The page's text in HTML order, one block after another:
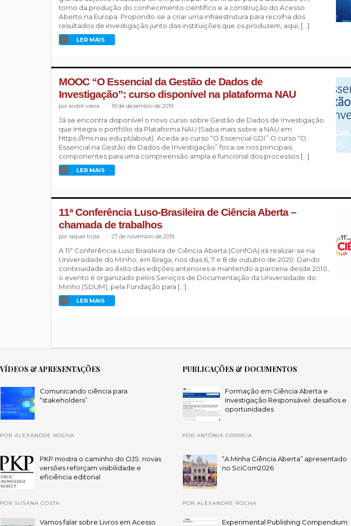
torno da produção do conhecimento científico e a construção do Acesso
Aberto na Europa. Propondo-se a criar uma infraestrutura para recolha dos
resultados de investigação junto das instituições que os produzem, aqui, […]
LER MAIS
MOOC “O Essencial da Gestão de Dados de
Investigação”: curso disponível na plataforma NAU
andré vieira 19 de dezembro de 2019
Já se encontra disponível o novo curso sobre Gestão de Dados de Investigação
que integra o portfólio da Plataforma NAU (Saiba mais sobre a NAU em
https://lms.nau.edu.pt/about). Aceda ao curso “O Essencial GDI” O curso “O
Essencial na Gestão de Dados de Investigação” foca-se nos principais
componentes para uma compreensão ampla e funcional dos processos […]
LER MAIS
11ª Conferência Luso-Brasileira de Ciência Aberta –
chamada de trabalhos
raquel truta 27 de novembro de 2019
A 11ª Conferência-Luso Brasileira de Ciência Aberta (ConfOA) irá realizar-se na
Universidade do Minho, em Braga, nos dias 6, 7 e 8 de outubro de 2020. Dando
continuidade ao êxito das edições anteriores e mantendo a parceria desde 2010,
o evento é organizado pelos Serviços de Documentação da Universidade do
Minho (SDUM), pela Fundação para […]
LER MAIS
VÍDEOS & APRESENTAÇÕES
Comunicando ciência para
“stakeholders”
POR ALEXANDRE ROCHA
PKP mostra o caminho do OJS: novas
versões reforçam visibilidade e
eficiência editorial
POR SUSANA COSTA
Vamos falar sobre Livros em Acesso
PUBLICAÇÕES & DOCUMENTOS
Formação em Ciência Aberta e
Investigação Responsável: desafios e
oportunidades
POR ANTÓNIA CORREIA
“A Minha Ciência Aberta” apresentado
no SciCom2026
POR ALEXANDRE ROCHA
Experimental Publishing Compendium: